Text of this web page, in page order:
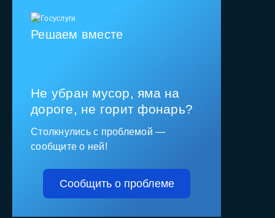
Решаем вместе
Не убран мусор, яма на
дороге, не горит фонарь?
Столкнулись с проблемой —
сообщите о ней!
Сообщить о проблеме